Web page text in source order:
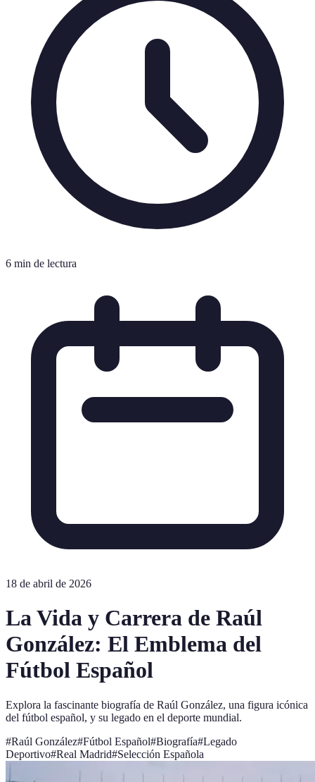
6 min de lectura
18 de abril de 2026
La Vida y Carrera de Raúl
González: El Emblema del
Fútbol Español
Explora la fascinante biografía de Raúl González, una figura icónica
del fútbol español, y su legado en el deporte mundial.
#Raúl González#Fútbol Español#Biografía#Legado
Deportivo#Real Madrid#Selección Española